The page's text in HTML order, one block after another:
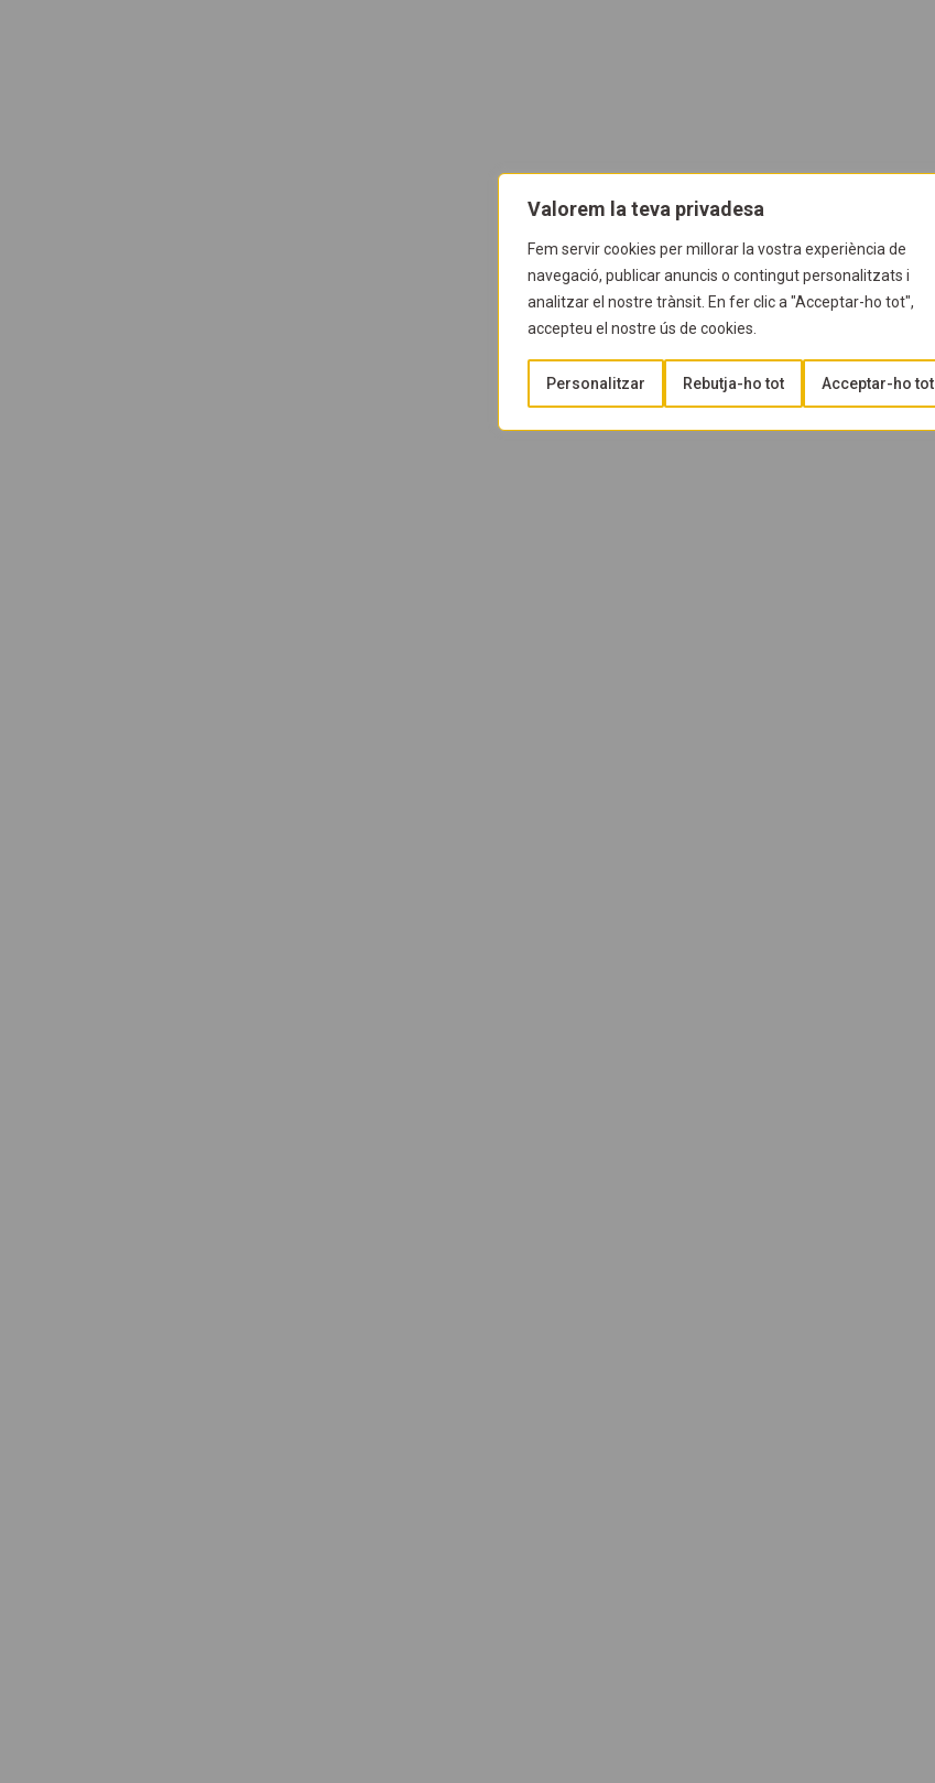
Valorem la teva privadesa
Fem servir cookies per millorar la vostra experiència de
navegació, publicar anuncis o contingut personalitzats i
analitzar el nostre trànsit. En fer clic a "Acceptar-ho tot",
accepteu el nostre ús de cookies.
Personalitzar Rebutja-ho tot Acceptar-ho tot